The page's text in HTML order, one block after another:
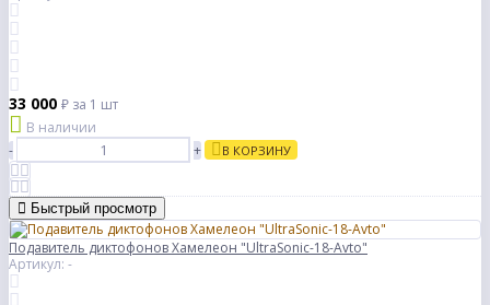
33 000 ₽ за 1 шт
В наличии
-
+ В КОРЗИНУ
Быстрый просмотр
Подавитель диктофонов Хамелеон "UltraSonic-18-Avto"
Артикул: -